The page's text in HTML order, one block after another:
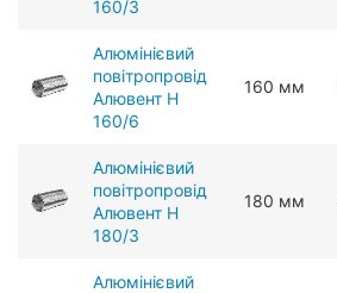
160/3
Алюмінієвий
повітропровід
Алювент Н
160/6
160 мм
Алюмінієвий
повітропровід
Алювент Н
180/3
180 мм
Алюмінієвий